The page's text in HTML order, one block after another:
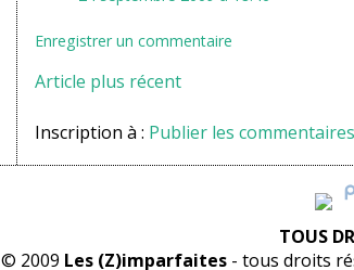
Enregistrer un commentaire
Article plus récent
Inscription à : Publier les
TOUS
© 2009 Les (Z)imparfaites - tous droits